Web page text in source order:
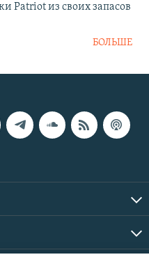
Patriot из своих запасов
БОЛЬШЕ